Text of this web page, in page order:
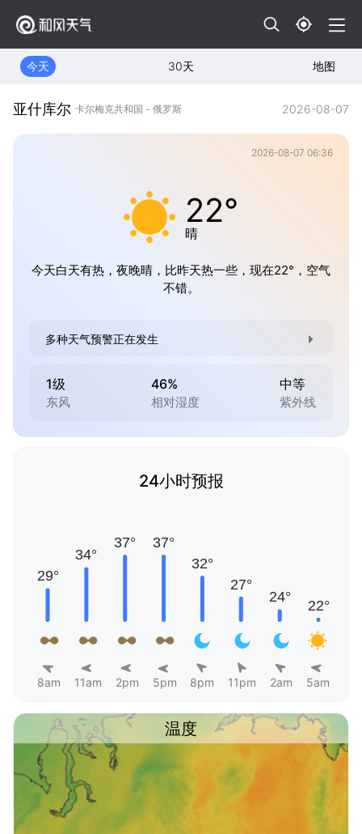
今天 30天 地图
亚什库尔 卡尔梅克共和国 - 俄罗斯 2026-08-07
2026-08-07 06:36
22°
晴
今天白天有热，夜晚晴，比昨天热一些，现在22°，空气
不错。
多种天气预警正在发生
1级
东风
46%
相对湿度
中等
紫外线
24小时预报
8am 11am 2pm 5pm 8pm 11pm 2am 5am
温度